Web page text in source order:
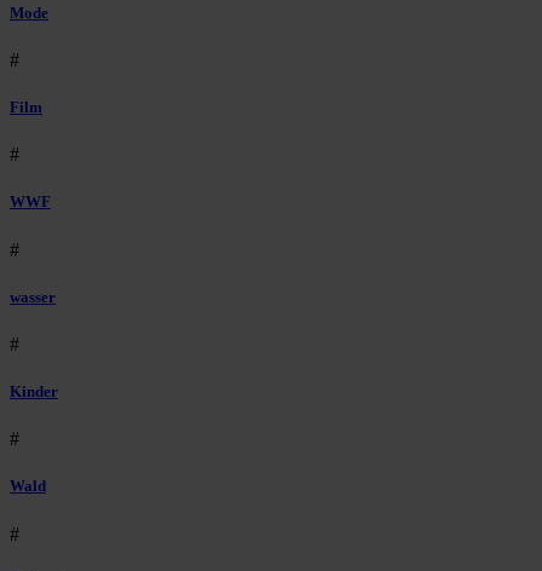
Mode
#
Film
#
WWF
#
wasser
#
Kinder
#
Wald
#